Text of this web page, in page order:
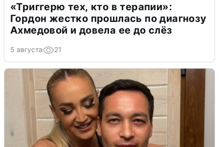
«Триггерю тех, кто в терапии»:
Гордон жестко прошлась по диагнозу
Ахмедовой и довела ее до слёз
5 августа 21